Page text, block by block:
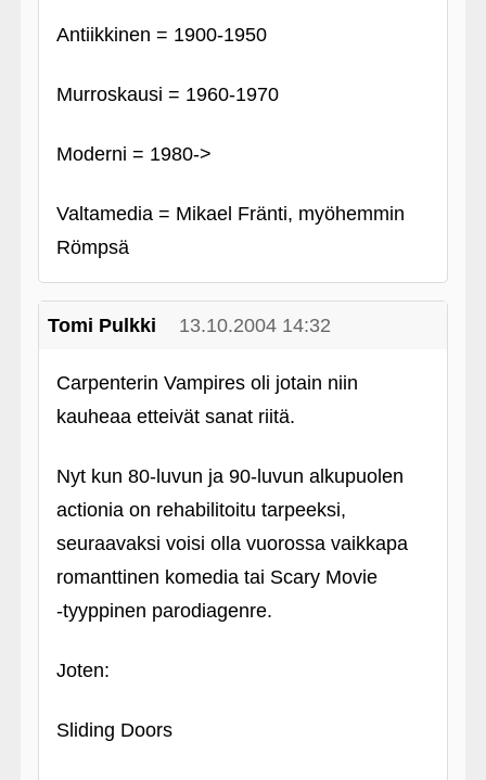
Antiikkinen = 1900-1950
Murroskausi = 1960-1970
Moderni = 1980->
Valtamedia = Mikael Fränti, myöhemmin
Römpsä
Tomi Pulkki 13.10.2004 14:32
Carpenterin Vampires oli jotain niin
kauheaa etteivät sanat riitä.
Nyt kun 80-luvun ja 90-luvun alkupuolen
actionia on rehabilitoitu tarpeeksi,
seuraavaksi voisi olla vuorossa vaikkapa
romanttinen komedia tai Scary Movie
‑tyyppinen parodiagenre.
Joten:
Sliding Doors